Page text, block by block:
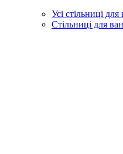
Усі стільниці
Стільниці для